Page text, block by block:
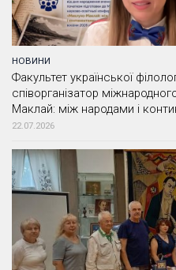
НОВИНИ
Факультет української
співорганізатор
Маклай: між народами і
22.07.2026